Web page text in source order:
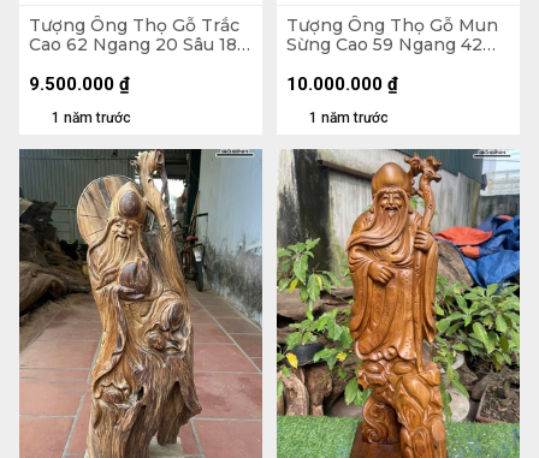
Tượng Ông Thọ Gỗ Trắc
Cao 62 Ngang 20 Sâu 18
1 năm trước
9.500.000 ₫
Tượng Ông Thọ Gỗ Mun
Sừng Cao 59 Ngang 42
1 năm trước
10.000.000 ₫